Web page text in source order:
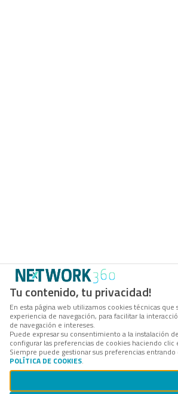
Tu contenido, tu privacidad!
En esta página web utilizamos cookies técnicas
experiencia de navegación, para facilitar la
de navegación e intereses.
Puede expresar su consentimiento a la instalación
configurar las preferencias de cookies haciendo clic
Siempre puede gestionar sus preferencias
POLÍTICA DE COOKIES.